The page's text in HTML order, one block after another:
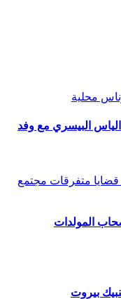
محلية
الياس البيسري مع وفد
قضايا متفرقات مجتمع
المولدات
بيروت